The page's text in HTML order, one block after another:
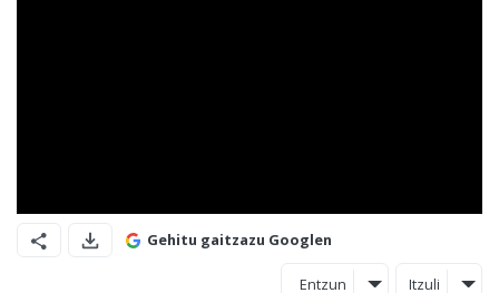
Gehitu gaitzazu Googlen
Entzun Itzuli